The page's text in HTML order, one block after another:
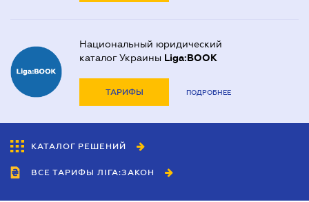
Национальный юридический
каталог Украины Liga:BOOK
ТАРИФЫ ПОДРОБНЕЕ
КАТАЛОГ РЕШЕНИЙ
ВСЕ ТАРИФЫ ЛІГА:ЗАКОН